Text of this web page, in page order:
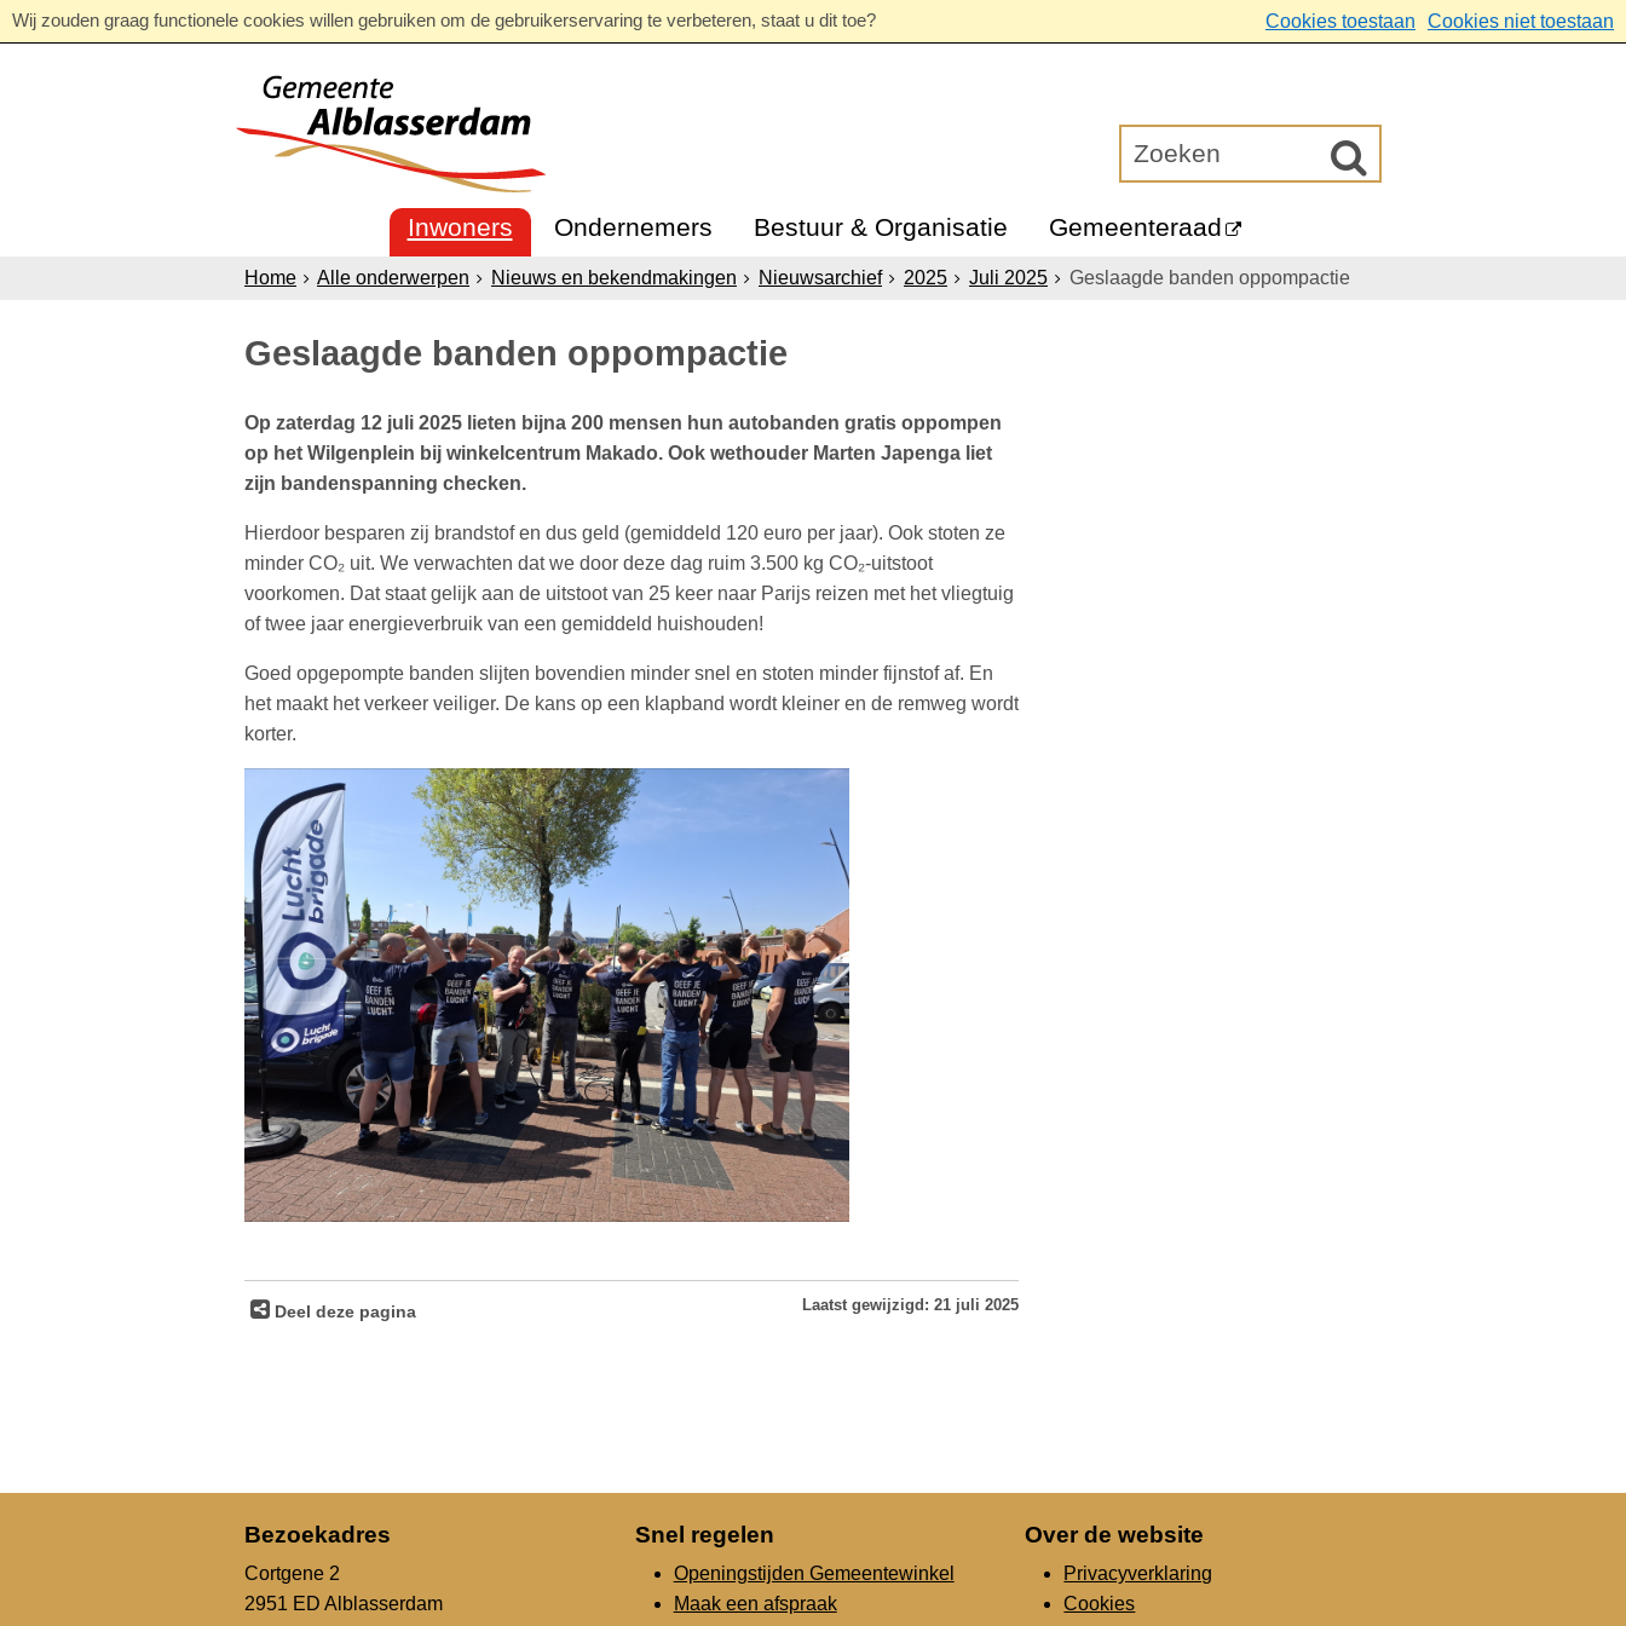
Wij zouden graag functionele cookies willen gebruiken om de gebruikerservaring te verbeteren, staat u dit toe? Cookies toestaan Cookies niet toestaan
Inwoners Ondernemers Bestuur & Organisatie Gemeenteraad
Home Alle onderwerpen Nieuws en bekendmakingen Nieuwsarchief 2025 Juli 2025 Geslaagde banden oppompactie
Geslaagde banden oppompactie
Op zaterdag 12 juli 2025 lieten bijna 200 mensen hun autobanden gratis oppompen
op het Wilgenplein bij winkelcentrum Makado. Ook wethouder Marten Japenga liet
zijn bandenspanning checken.
Hierdoor besparen zij brandstof en dus geld (gemiddeld 120 euro per jaar). Ook stoten ze
minder CO₂ uit. We verwachten dat we door deze dag ruim 3.500 kg CO₂-uitstoot
voorkomen. Dat staat gelijk aan de uitstoot van 25 keer naar Parijs reizen met het vliegtuig
of twee jaar energieverbruik van een gemiddeld huishouden!
Goed opgepompte banden slijten bovendien minder snel en stoten minder fijnstof af. En
het maakt het verkeer veiliger. De kans op een klapband wordt kleiner en de remweg wordt
korter.
Deel deze pagina Laatst gewijzigd: 21 juli 2025
Bezoekadres
Cortgene 2
2951 ED Alblasserdam
Snel regelen
Openingstijden Gemeentewinkel
Maak een afspraak
Over de website
Privacyverklaring
Cookies